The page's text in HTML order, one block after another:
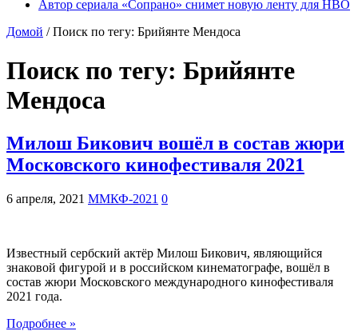
Автор сериала «Сопрано» снимет новую ленту для HBO
Домой / Поиск по тегу: Брийянте Мендоса
Поиск по тегу: Брийянте
Мендоса
Милош Бикович вошёл в состав жюри
Московского кинофестиваля 2021
6 апреля, 2021 ММКФ-2021 0
Известный сербский актёр Милош Бикович, являющийся
знаковой фигурой и в российском кинематографе, вошёл в
состав жюри Московского международного кинофестиваля
2021 года.
Подробнее »